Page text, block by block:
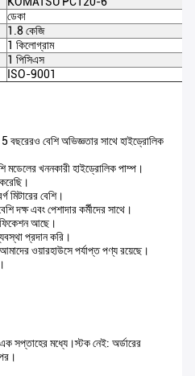
ডেকা
1.8 কেজি
1 কিলোগ্রাম
1 পিসিএস
ISO-9001
বেশি অভিজ্ঞতার সাথে হাইড্রোলিক
মডেলের খননকারী হাইড্রোলিক পাম্প।
বেশি।
দক্ষ এবং পেশাদার কর্মীদের সাথে।
আছে।
প্রদান করি।
ওয়ারহাউসে পর্যাপ্ত পণ্য রয়েছে।
সপ্তাহের মধ্যে।স্টক নেই: অর্ডারের